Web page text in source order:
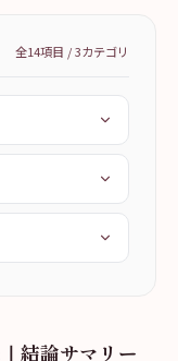
全14項目 /3カテゴリ
結論サマリー